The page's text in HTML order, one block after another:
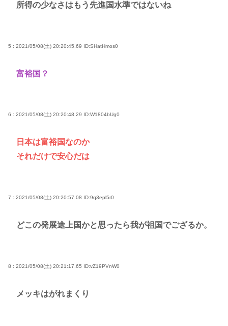
所得の少なさはもう先進国水準ではないね
5 : 2021/05/08(土) 20:20:45.69 ID:SHatHmos0
富裕国？
6 : 2021/05/08(土) 20:20:48.29 ID:W1804bUg0
日本は富裕国なのか
それだけで安心だは
7 : 2021/05/08(土) 20:20:57.08 ID:9q3epl5r0
どこの発展途上国かと思ったら我が祖国でござるか。
8 : 2021/05/08(土) 20:21:17.65 ID:vZ19PVnW0
メッキはがれまくり